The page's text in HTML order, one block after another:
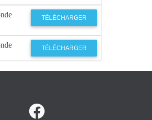
TÉLÉCHARGER
TÉLÉCHARGER